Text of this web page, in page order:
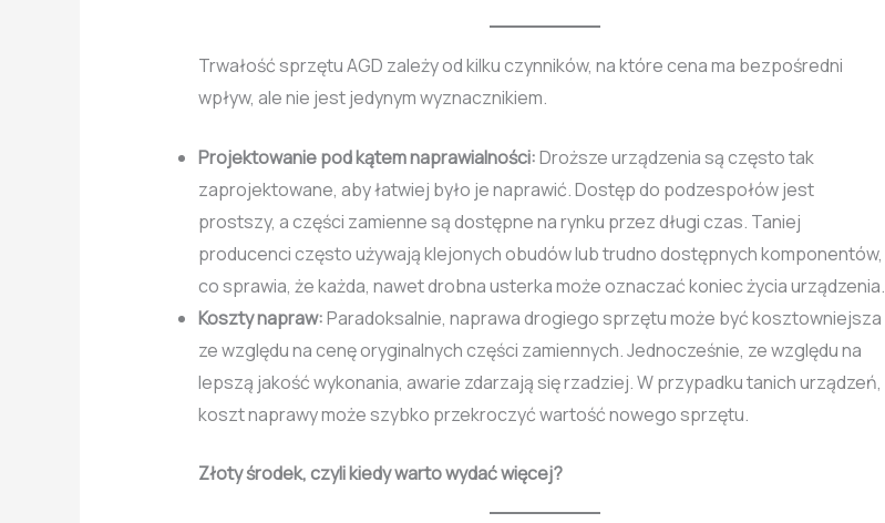
Trwałość sprzętu AGD zależy od kilku czynników, na które cena ma bezpośredni
wpływ, ale nie jest jedynym wyznacznikiem.
Projektowanie pod kątem naprawialności:Droższe urządzenia są często tak
zaprojektowane, aby łatwiej było je naprawić. Dostęp do podzespołów jest
prostszy, a części zamienne są dostępne na rynku przez długi czas. Taniej
producenci często używają klejonych obudów lub trudno dostępnych komponentów,
co sprawia, że każda, nawet drobna usterka może oznaczać koniec życia urządzenia.
Koszty napraw:Paradoksalnie, naprawa drogiego sprzętu może być kosztowniejsza
ze względu na cenę oryginalnych części zamiennych. Jednocześnie, ze względu na
lepszą jakość wykonania, awarie zdarzają się rzadziej. W przypadku tanich urządzeń,
koszt naprawy może szybko przekroczyć wartość nowego sprzętu.
Złoty środek, czyli kiedy warto wydać więcej?